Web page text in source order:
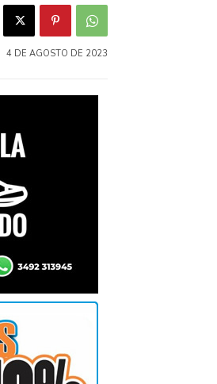
4 DE AGOSTO DE 2023